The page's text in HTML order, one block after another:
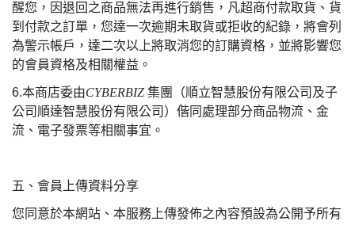
醒您，因退回之商品無法再進行銷售，凡超商付款取貨、貨
到付款之訂單，您達一次逾期未取貨或拒收的紀錄，將會列
為警示帳戶，達二次以上將取消您的訂購資格，並將影響您
的會員資格及相關權益。
6.本商店委由CYBERBIZ 集團（順立智慧股份有限公司及子
公司順達智慧股份有限公司）偕同處理部分商品物流、金
流、電子發票等相關事宜。
五、會員上傳資料分享
您同意於本網站、本服務上傳發佈之內容預設為公開予所有